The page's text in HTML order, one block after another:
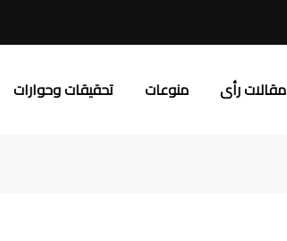
مقالات رأى منوعات تحقيقات وحوارات